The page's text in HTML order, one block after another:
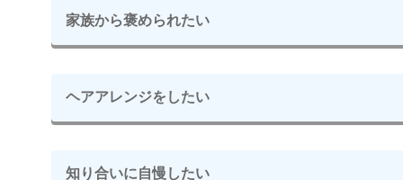
家族から褒められたい
ヘアアレンジをしたい
知り合いに自慢したい